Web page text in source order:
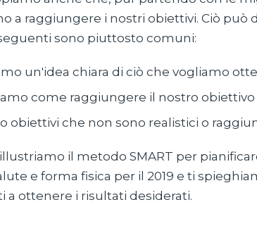
a raggiungere i nostri obiettivi. Ciò può
sono piuttosto comuni:
un'idea chiara di ciò che vogliamo
come raggiungere il nostro obiettivo
obiettivi che non sono realistici o
il metodo SMART per
e forma fisica per il 2019 e ti
a ottenere i risultati desiderati.